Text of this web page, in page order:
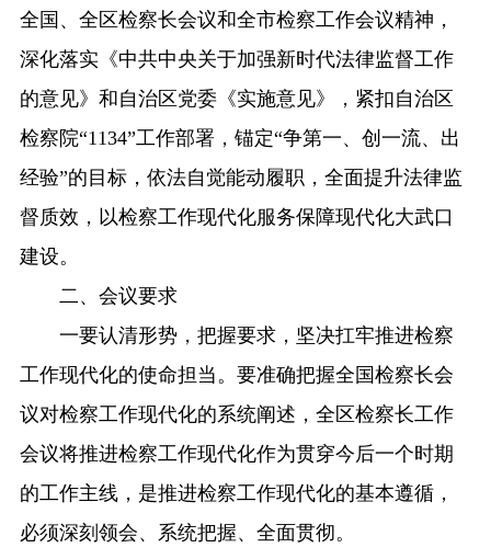
全国、全区检察长会议和全市检察工作会议精神，
深化落实《中共中央关于加强新时代法律监督工作
的意见》和自治区党委《实施意见》，紧扣自治区
检察院“1134”工作部署，锚定“争第一、创一流、出
经验”的目标，依法自觉能动履职，全面提升法律监
督质效，以检察工作现代化服务保障现代化大武口
建设。
二、会议要求
一要认清形势，把握要求，坚决扛牢推进检察
工作现代化的使命担当。要准确把握全国检察长会
议对检察工作现代化的系统阐述，全区检察长工作
会议将推进检察工作现代化作为贯穿今后一个时期
的工作主线，是推进检察工作现代化的基本遵循，
必须深刻领会、系统把握、全面贯彻。